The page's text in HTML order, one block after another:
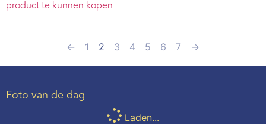
product te kunnen kopen
← 1 2 3 4 5 6 7 →
Foto van de dag
Laden...